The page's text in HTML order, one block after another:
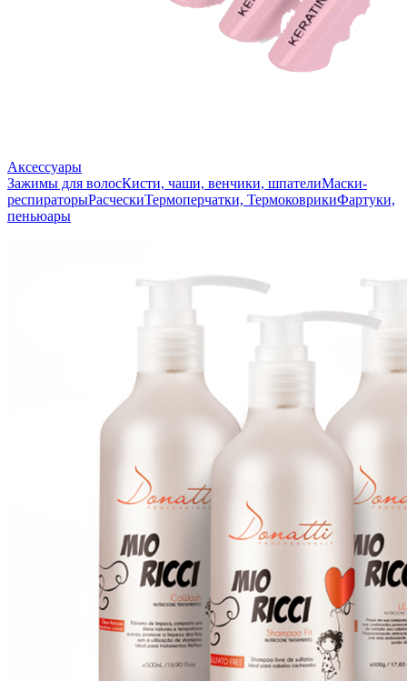
Аксессуары
Зажимы для волосКисти, чаши, венчики, шпателиМаски-
респираторыРасческиТермоперчатки, ТермоковрикиФартуки,
пеньюары